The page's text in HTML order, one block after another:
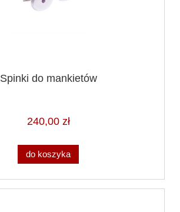
Spinki do mankietów
240,00 zł
do koszyka